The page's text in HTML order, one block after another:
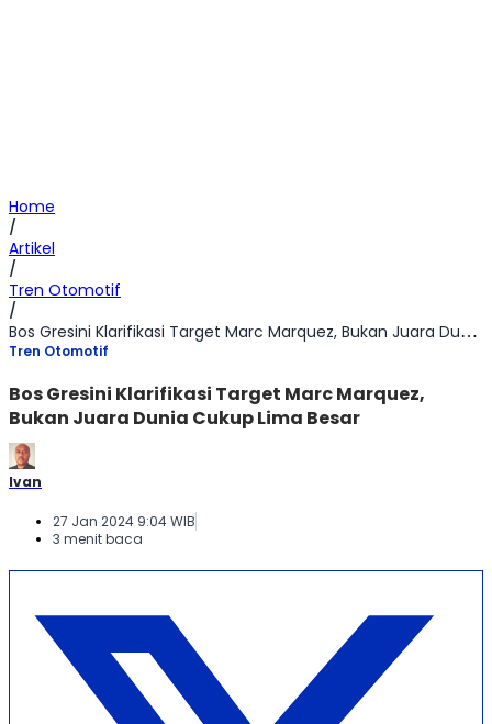
Home
/
Artikel
/
Tren Otomotif
/
Bos Gresini Klarifikasi Target Marc Marquez, Bukan Juara Dunia Cukup Lima Besar
Tren Otomotif
Bos Gresini Klarifikasi Target Marc Marquez,
Bukan Juara Dunia Cukup Lima Besar
Ivan
27 Jan 2024 9:04 WIB
3 menit baca